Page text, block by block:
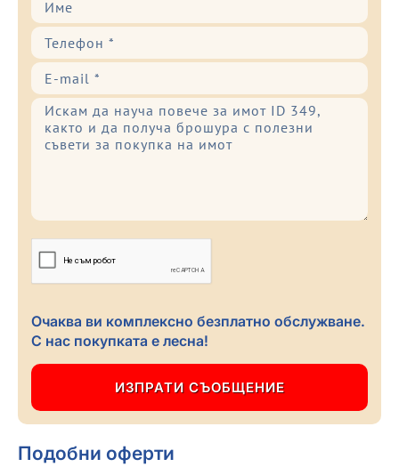
Очаква ви комплексно безплатно обслужване.
С нас покупката е лесна!
Подобни оферти